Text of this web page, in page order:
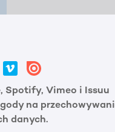
Spotify, Vimeo i Issuu
na
danych.